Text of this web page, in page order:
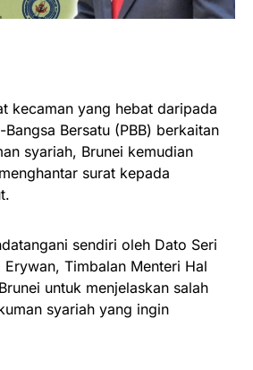
kecaman yang hebat daripada
Bangsa Bersatu (PBB) berkaitan
syariah, Brunei kemudian
surat kepada
sendiri oleh Dato Seri
Timbalan Menteri Hal
untuk menjelaskan salah
syariah yang ingin